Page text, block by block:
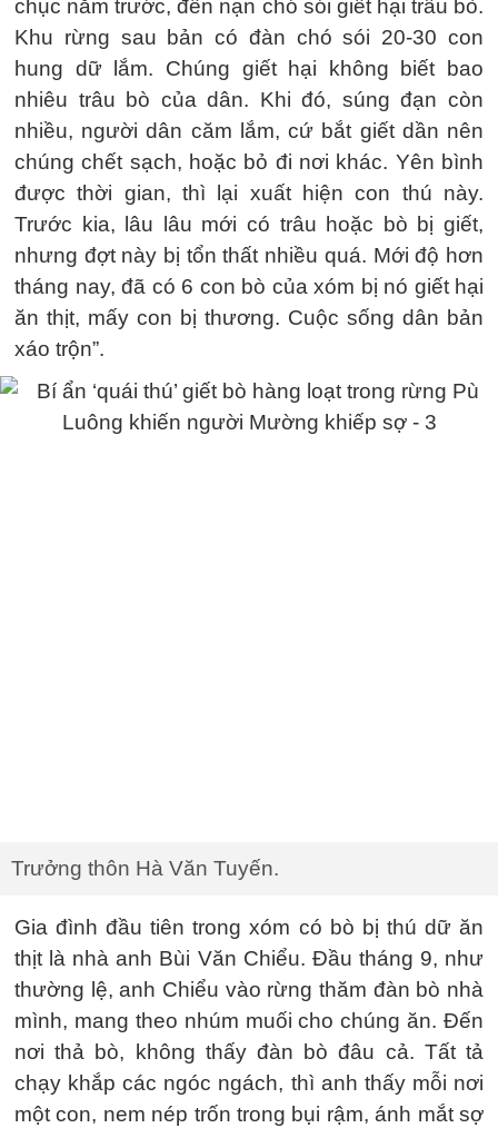
chục năm trước, đến nạn chó sói giết hại trâu bò.
Khu rừng sau bản có đàn chó sói 20-30 con
hung dữ lắm. Chúng giết hại không biết bao
nhiêu trâu bò của dân. Khi đó, súng đạn còn
nhiều, người dân căm lắm, cứ bắt giết dần nên
chúng chết sạch, hoặc bỏ đi nơi khác. Yên bình
được thời gian, thì lại xuất hiện con thú này.
Trước kia, lâu lâu mới có trâu hoặc bò bị giết,
nhưng đợt này bị tổn thất nhiều quá. Mới độ hơn
tháng nay, đã có 6 con bò của xóm bị nó giết hại
ăn thịt, mấy con bị thương. Cuộc sống dân bản
xáo trộn”.
Trưởng thôn Hà Văn Tuyến.
Gia đình đầu tiên trong xóm có bò bị thú dữ ăn
thịt là nhà anh Bùi Văn Chiểu. Đầu tháng 9, như
thường lệ, anh Chiểu vào rừng thăm đàn bò nhà
mình, mang theo nhúm muối cho chúng ăn. Đến
nơi thả bò, không thấy đàn bò đâu cả. Tất tả
chạy khắp các ngóc ngách, thì anh thấy mỗi nơi
một con, nem nép trốn trong bụi rậm, ánh mắt sợ